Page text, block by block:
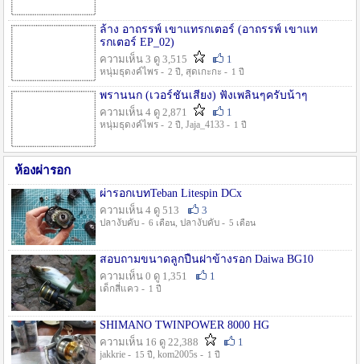
ล้าง อาถรรพ์ เขาแทรกเตอร์ (อาถรรพ์ เขาแท
รกเตอร์ EP_02)
ความเห็น 3 ดู 3,515
1
หนุ่มธุดงค์ไพร - 2 ปี , สุดเกะกะ - 1 ปี
พรานนก (เวอร์ชั่นเสียง) ฟังเพลินๆครับน้าๆ
ความเห็น 4 ดู 2,871
1
หนุ่มธุดงค์ไพร - 2 ปี , Jaja_4133 - 1 ปี
ห้องผ่ารอก
ผ่ารอกเบทTeban Litespin DCx
ความเห็น 4 ดู 513
3
ปลางับคับ - 6 เดือน, ปลางับคับ - 5 เดือน
สอบถามขนาดลูกปืนฝาข้างรอก Daiwa BG10
ความเห็น 0 ดู 1,351
1
เด็กสี่แคว - 1 ปี
SHIMANO TWINPOWER 8000 HG
ความเห็น 16 ดู 22,388
1
jakkrie - 15 ปี , kom2005s - 1 ปี